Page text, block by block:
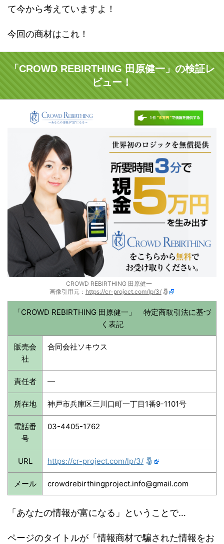
て今から考えていますよ！
今回の商材はこれ！
「CROWD REBIRTHING 田原健一」の検証レ
ビュー！
CROWD REBIRTHING 田原健一
画像引用元： https://cr-project.com/lp/3/
「CROWD REBIRTHING 田原健一」 特定商取引法に基づ
く表記
販売会
社
合同会社ソキウス
責任者 —
所在地 神戸市兵庫区三川口町一丁目1番9-1101号
電話番
号
03-4405-1762
URL https://cr-project.com/lp/3/
メール crowdrebirthingproject.info@gmail.com
「あなたの情報が富になる」ということで…
ページのタイトルが「情報商材で騙された情報をお